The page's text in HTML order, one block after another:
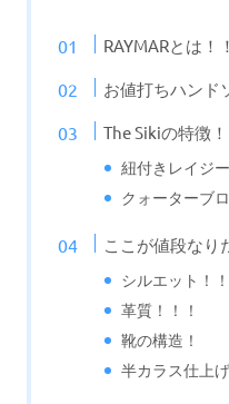
RAYMARとは！
お値打ちハンド
The Sikiの特徴！
紐付きレイジ
クォーターブ
ここが値段なり
シルエット！！
革質！！！
靴の構造！
半カラス仕上